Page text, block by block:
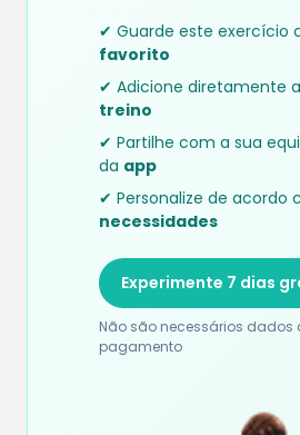
✔ Guarde este exercício
favorito
✔ Adicione diretamente
treino
✔ Partilhe com a sua
da app
✔ Personalize de acordo
necessidades
Experimente 7 dias
Não são necessários dados
pagamento